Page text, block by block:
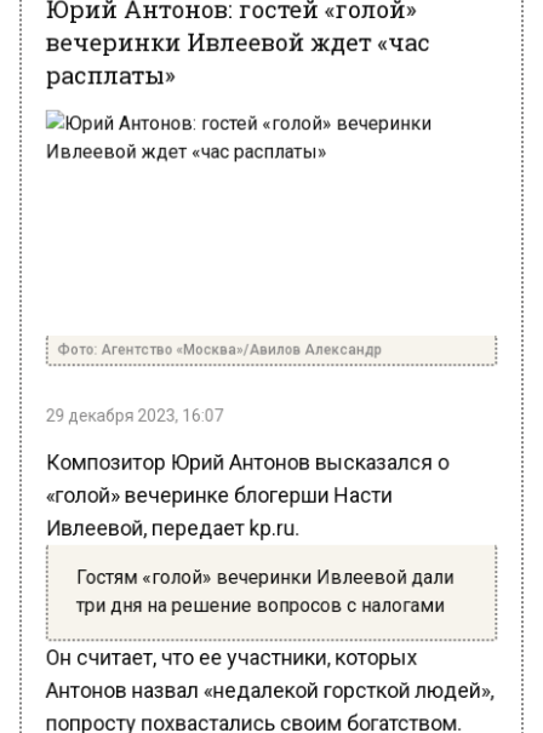
вечеринки Ивлеевой ждет «час
расплаты»
Композитор Юрий Антонов высказался о
«голой» вечеринке блогерши Насти
Ивлеевой, передает kp.ru.
Гостям «голой» вечеринки Ивлеевой дали
три дня на решение вопросов с налогами
Он считает, что ее участники, которых
Антонов назвал «недалекой горсткой людей»,
попросту похвастались своим богатством.